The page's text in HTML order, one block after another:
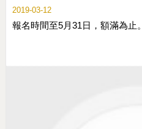
2019-03-12
報名時間至5月31日，額滿為止。